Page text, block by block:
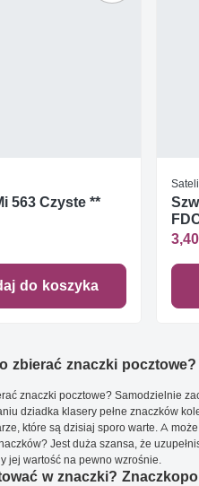
563 Czyste **
do koszyka
zbierać znaczki pocztowe?
znaczki pocztowe? Samodzielnie
dziadka klasery pełne znaczków
które są dzisiaj sporo warte. A
Jest duża szansa, że
jej wartość na pewno wzrośnie.
w znaczki?